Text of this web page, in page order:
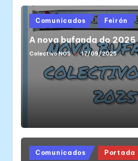
Posted
in
Comunicados Feirón
A nova bufanda do 2025
Posted
Colectivo NÓS 17/09/2025
Posted
Comunicados Portada